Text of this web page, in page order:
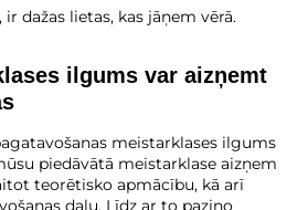
dažas lietas, kas jāņem vērā.
ilgums var aizņemt
meistarklases ilgums
piedāvātā meistarklase aizņem
teorētisko apmācību, kā arī
daļu. Līdz ar to paziņo